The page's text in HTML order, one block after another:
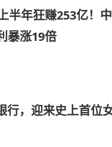
半年狂赚253亿！
暴涨19倍
行，迎来史上首位